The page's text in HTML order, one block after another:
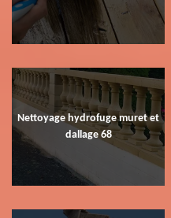
Nettoyage hydrofuge muret et
dallage 68